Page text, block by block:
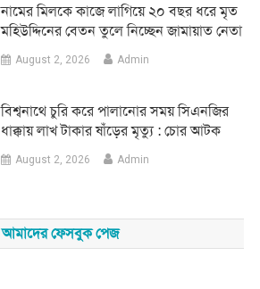
নামের মিলকে কাজে লাগিয়ে ২০ বছর ধরে মৃত
মহিউদ্দিনের বেতন তুলে নিচ্ছেন জামায়াত নেতা
August 2, 2026 Admin
‎বিশ্বনাথে চুরি করে পালানোর সময় সিএনজির
ধাক্কায় লাখ টাকার ষাঁড়ের মৃত্যু : চোর আটক
August 2, 2026 Admin
আমাদের ফেসবুক পেজ